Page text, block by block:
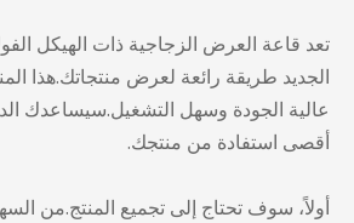
تعد قاعة العرض الزجاجية ذات الهيكل
الجديد طريقة رائعة لعرض منتجاتك.هذا
عالية الجودة وسهل التشغيل.سيساعدك
أقصى استفادة من منتجك.
أولاً، سوف تحتاج إلى تجميع المنتج.من